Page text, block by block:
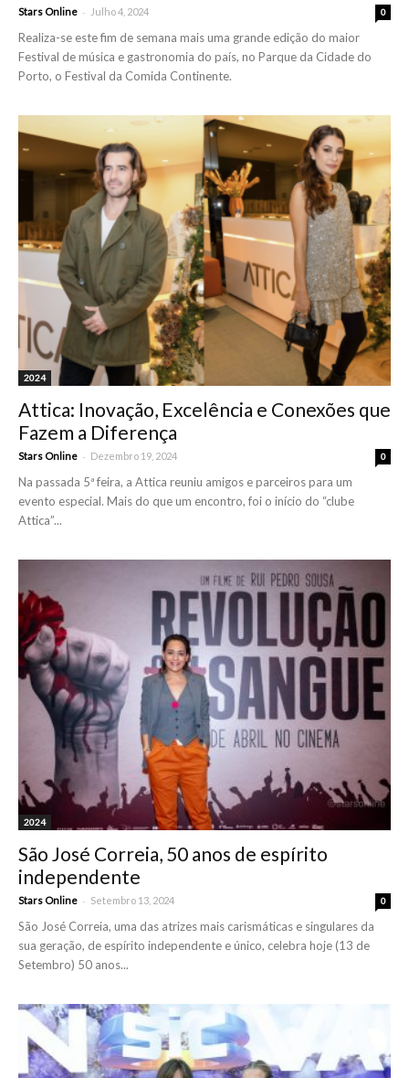
Stars Online - Julho 4, 2024 0
Realiza-se este fim de semana mais uma grande edição do maior
Festival de música e gastronomia do país, no Parque da Cidade do
Porto, o Festival da Comida Continente.
2024
Attica: Inovação, Excelência e Conexões que
Fazem a Diferença
Stars Online - Dezembro 19, 2024 0
Na passada 5ª feira, a Attica reuniu amigos e parceiros para um
evento especial. Mais do que um encontro, foi o início do “clube
Attica”...
2024
São José Correia, 50 anos de espírito
independente
Stars Online - Setembro 13, 2024 0
São José Correia, uma das atrizes mais carismáticas e singulares da
sua geração, de espírito independente e único, celebra hoje (13 de
Setembro) 50 anos...